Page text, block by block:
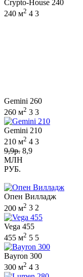
Crypto-House 240
240 м2 4 3
Gemini 260
260 м2 3 3
Gemini 210
210 м2 4 3
9,9р. 8,9
МЛН
РУБ.
Опен Вилладж
200 м2 3 2
Vega 455
455 м2 5 5
Bayron 300
300 м2 4 3